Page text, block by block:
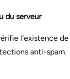
du serveur
l’existence de
anti-spam.